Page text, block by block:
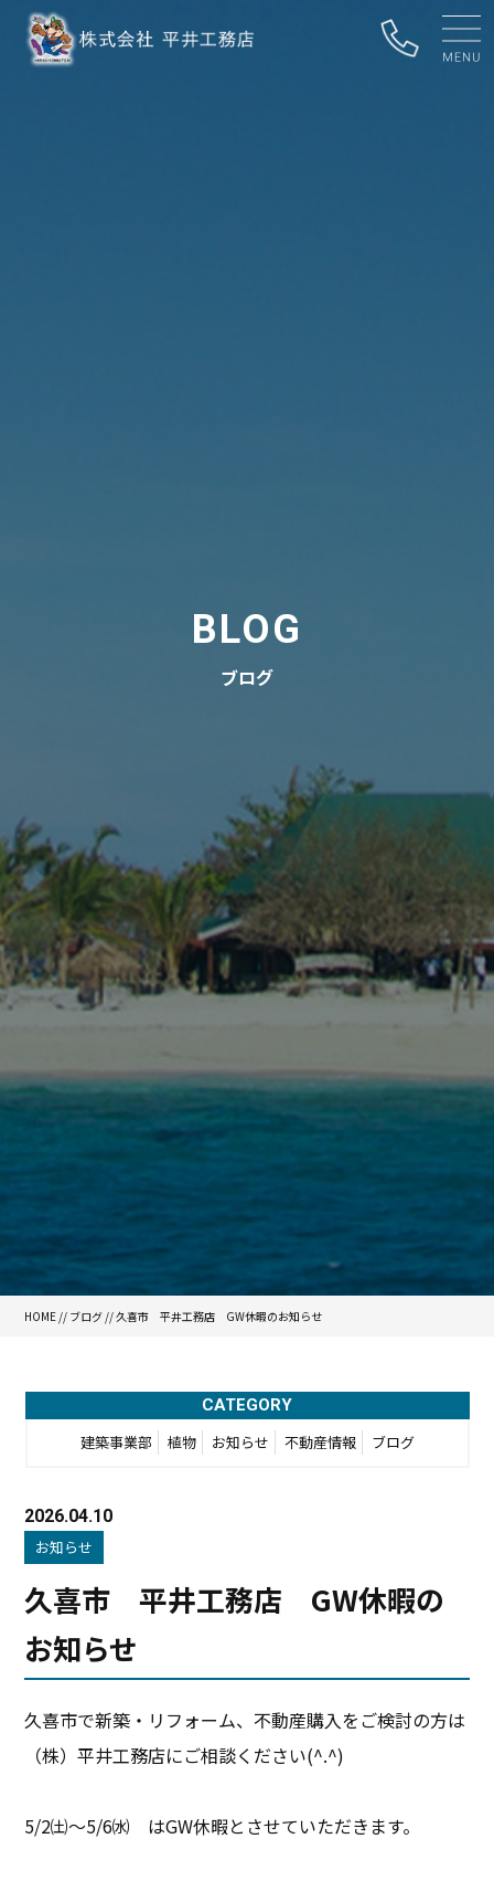
BLOG
ブログ
HOME // ブログ // 久喜市 平井工務店 GW休暇のお知らせ
CATEGORY
建築事業部 植物 お知らせ 不動産情報 ブログ
2026.04.10
お知らせ
久喜市 平井工務店 GW休暇の
お知らせ
久喜市で新築・リフォーム、不動産購入をご検討の方は
（株）平井工務店にご相談ください(^.^)
5/2㈯～5/6㈬ はGW休暇とさせていただきます。